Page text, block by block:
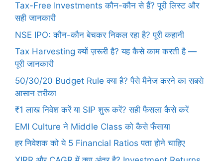
Tax-Free Investments कौन-कौन से हैं? पूरी लिस्ट और
सही जानकारी
NSE IPO: कौन-कौन बेचकर निकल रहा है? पूरी कहानी
Tax Harvesting क्यों ज़रूरी है? यह कैसे काम करती है —
पूरी जानकारी
50/30/20 Budget Rule क्या है? पैसे मैनेज करने का सबसे
आसान तरीका
₹1 लाख निवेश करें या SIP शुरू करें? सही फैसला कैसे करें
EMI Culture ने Middle Class को कैसे फँसाया
हर निवेशक को ये 5 Financial Ratios पता होने चाहिए